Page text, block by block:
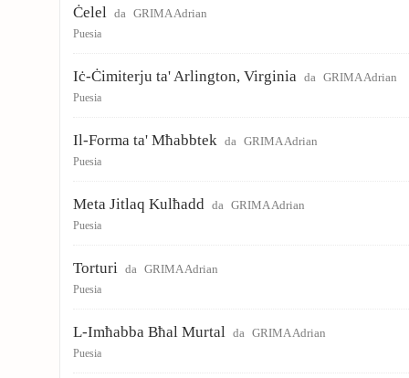
Ċelel da GRIMA Adrian
Puesia
Iċ-Ċimiterju ta' Arlington, Virginia da GRIMA Adrian
Puesia
Il-Forma ta' Mħabbtek da GRIMA Adrian
Puesia
Meta Jitlaq Kulħadd da GRIMA Adrian
Puesia
Torturi da GRIMA Adrian
Puesia
L-Imħabba Bħal Murtal da GRIMA Adrian
Puesia